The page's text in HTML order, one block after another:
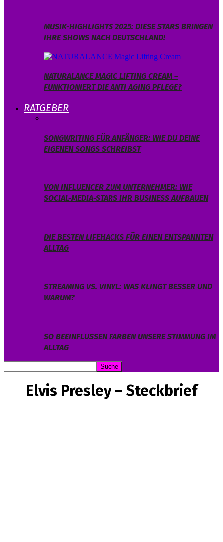
MUSIK-HIGHLIGHTS 2025: DIESE STARS BRINGEN
IHRE SHOWS NACH DEUTSCHLAND!
NATURALANCE MAGIC LIFTING CREAM –
FUNKTIONIERT DIE ANTI AGING PFLEGE?
RATGEBER
SONGWRITING FÜR ANFÄNGER: WIE DU DEINE
EIGENEN SONGS SCHREIBST
VON INFLUENCER ZUM UNTERNEHMER: WIE
SOCIAL-MEDIA-STARS IHR BUSINESS AUFBAUEN
DIE BESTEN LIFEHACKS FÜR EINEN ENTSPANNTEN
ALLTAG
STREAMING VS. VINYL: WAS KLINGT BESSER UND
WARUM?
SO BEEINFLUSSEN FARBEN UNSERE STIMMUNG IM
ALLTAG
Elvis Presley – Steckbrief